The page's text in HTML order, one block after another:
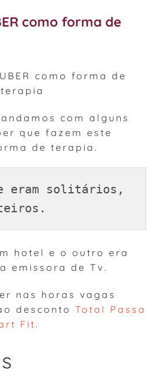
como forma de
como forma de
terapia
com alguns
que fazem este
de terapia.
eram solitários,
hotel e o outro era
emissora de Tv.
nas horas vagas
desconto Total Passa
Fit .